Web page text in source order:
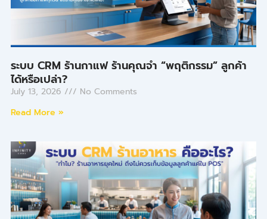
ระบบ CRM ร้านกาแฟ ร้านคุณจำ “พฤติกรรม” ลูกค้า
ได้หรือเปล่า?
July 13, 2026
No Comments
Read More »